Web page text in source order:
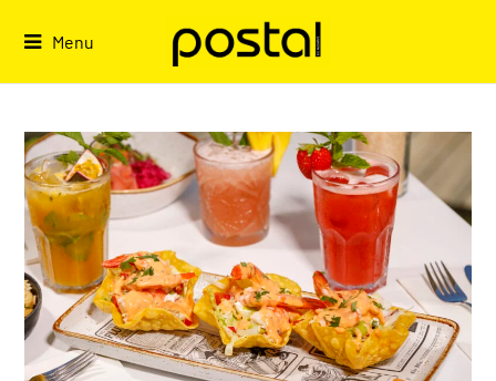
Menu